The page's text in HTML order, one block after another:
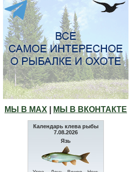
МЫ В МАХ МЫ В ВКОНТАКТЕ
Календарь клева рыбы
7.08.2026
Язь